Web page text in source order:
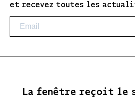
et recevez toutes les
La fenêtre reçoit le